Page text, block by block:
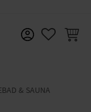
& SAUNA